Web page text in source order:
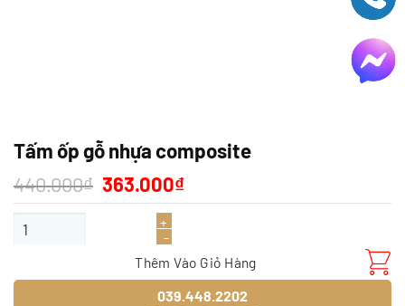
Tấm ốp gỗ nhựa composite
440.000₫ Giá
gốc
là:
440.000₫.
363.000₫Giá
hiện
tại
Tấm ốp gỗ nhựa composite số lượng
Thêm Vào Giỏ Hàng
039.448.2202